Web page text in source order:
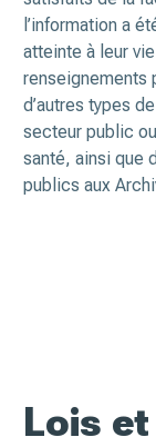
l’information a
atteinte à leur
renseignements
d’autres types
secteur public
santé, ainsi que
publics aux
Lois